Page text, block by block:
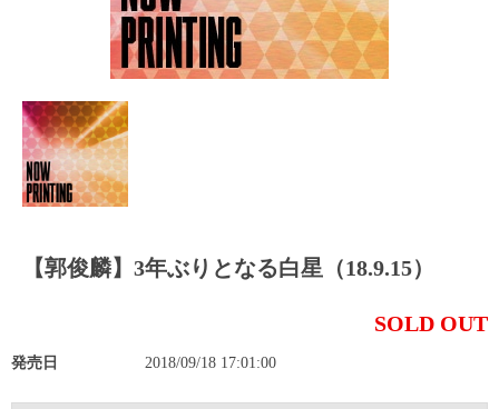
【郭俊麟】3年ぶりとなる白星（18.9.15）
SOLD OUT
発売日 2018/09/18 17:01:00